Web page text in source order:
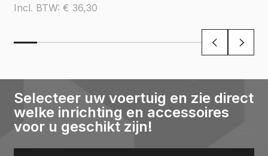
Incl. BTW: € 36,30
Selecteer uw voertuig en zie direct
welke inrichting en accessoires
voor u geschikt zijn!